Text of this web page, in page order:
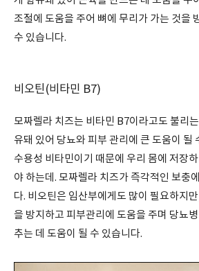
조절에 도움을 주어 뼈에 무리가 가는 것을
수 있습니다.
비오틴(비타민 B7)
모짜렐라 치즈는 비타민 B7이라고도 불리
유돼 있어 당뇨와 피부 관리에 큰 도움이 될
수용성 비타민이기 때문에 우리 몸에 저장
야 하는데. 모짜렐라 치즈가 즉각적인 보충
다. 비오틴은 임산부에게도 많이 필요하지
을 방지하고 피부관리에 도움을 주며 당뇨
추는 데 도움이 될 수 있습니다.